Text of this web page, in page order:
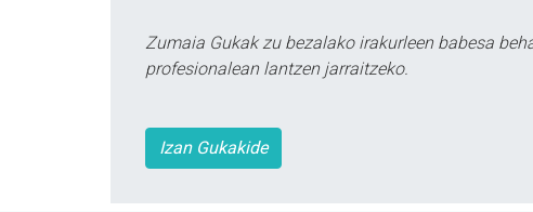
Zumaia Gukak zu bezalako irakurleen babesa
profesionalean lantzen jarraitzeko.
Izan Gukakide